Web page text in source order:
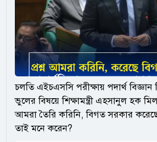
চলতি এইচএসসি পরীক্ষায় পদার্থ বিজ্ঞান
ভুলের বিষয়ে শিক্ষামন্ত্রী এহসানুল হক
আমরা তৈরি করিনি, বিগত সরকার
তাই মনে করেন?